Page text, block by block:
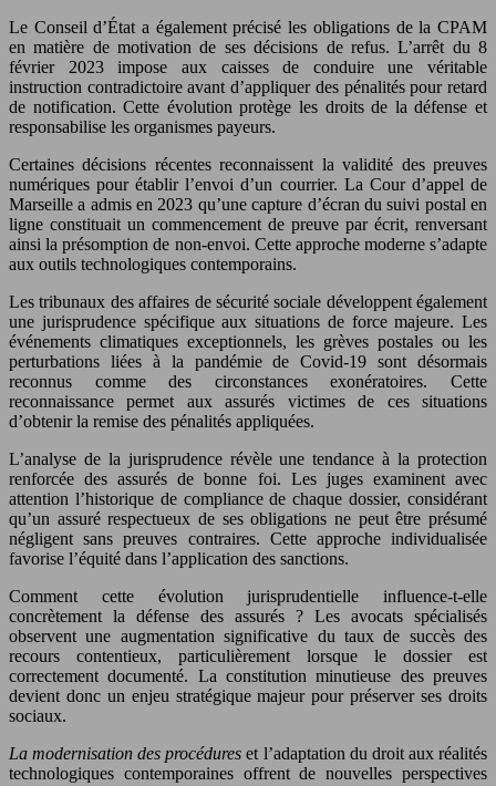
Le Conseil d’État a également précisé les obligations de la CPAM
en matière de motivation de ses décisions de refus. L’arrêt du 8
février 2023 impose aux caisses de conduire une véritable
instruction contradictoire avant d’appliquer des pénalités pour retard
de notification. Cette évolution protège les droits de la défense et
responsabilise les organismes payeurs.
Certaines décisions récentes reconnaissent la validité des preuves
numériques pour établir l’envoi d’un courrier. La Cour d’appel de
Marseille a admis en 2023 qu’une capture d’écran du suivi postal en
ligne constituait un commencement de preuve par écrit, renversant
ainsi la présomption de non-envoi. Cette approche moderne s’adapte
aux outils technologiques contemporains.
Les tribunaux des affaires de sécurité sociale développent également
une jurisprudence spécifique aux situations de force majeure. Les
événements climatiques exceptionnels, les grèves postales ou les
perturbations liées à la pandémie de Covid-19 sont désormais
reconnus comme des circonstances exonératoires. Cette
reconnaissance permet aux assurés victimes de ces situations
d’obtenir la remise des pénalités appliquées.
L’analyse de la jurisprudence révèle une tendance à la protection
renforcée des assurés de bonne foi. Les juges examinent avec
attention l’historique de compliance de chaque dossier, considérant
qu’un assuré respectueux de ses obligations ne peut être présumé
négligent sans preuves contraires. Cette approche individualisée
favorise l’équité dans l’application des sanctions.
Comment cette évolution jurisprudentielle influence-t-elle
concrètement la défense des assurés ? Les avocats spécialisés
observent une augmentation significative du taux de succès des
recours contentieux, particulièrement lorsque le dossier est
correctement documenté. La constitution minutieuse des preuves
devient donc un enjeu stratégique majeur pour préserver ses droits
sociaux.
La modernisation des procédures et l’adaptation du droit aux réalités
technologiques contemporaines offrent de nouvelles perspectives